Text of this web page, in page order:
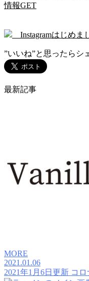
情報GET
Instagramはじめま
”いいね”と思ったらシ
最新記事
MORE
2021.01.06
2021年1月6日更新 コ